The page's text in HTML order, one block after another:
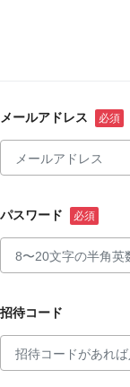
メールアドレス
パスワード
招待コード